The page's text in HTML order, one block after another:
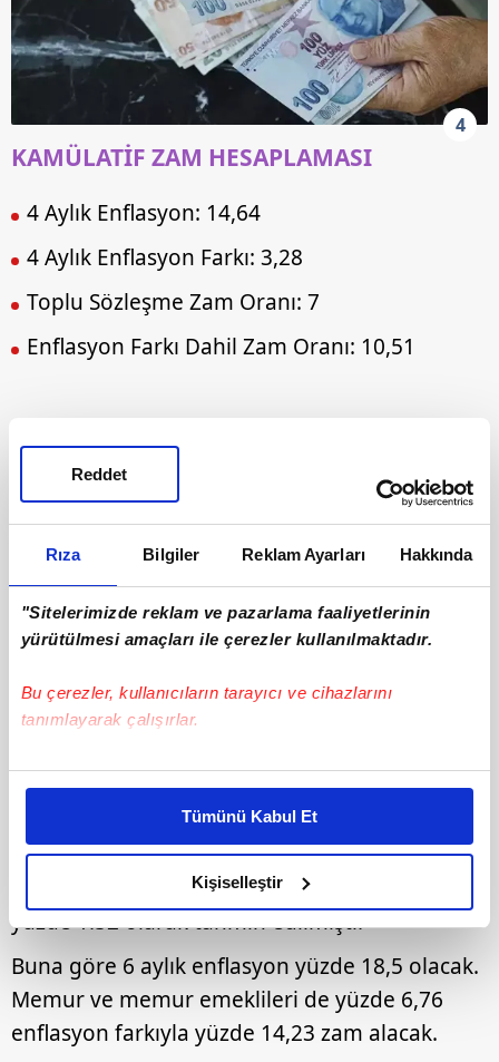
Rıza Bilgiler Reklam Ayarları Hakkında
"Sitelerimizde reklam ve pazarlama faaliyetlerinin
yürütülmesi amaçları ile çerezler kullanılmaktadır.
Bu çerezler, kullanıcıların tarayıcı ve cihazlarını
tanımlayarak çalışırlar.
Bu çerezlere izin vermeniz halinde sizlere özel
daha iyi reklam deneyimi yaşatabiliriz. Bunu yaparken
amacımızın size daha iyi bir reklam deneyimi sunmak
olduğunu ve sizlere en iyi içerikleri sunabilmek adına
elimizden gelen çabayı gösterdiğimizi ve bu noktada,
reklamların maliyetlerimizi karşılamak noktasında tek gelir
kalemimiz olduğunu sizlere hatırlatmak isteriz.
Her halükârda, kullanıcılar, bu çerezlere izin vermedikleri
takdirde, kullanıcılara hedefli reklamlar
Tümünü Kabul Et
Kişiselleştir
Reddet
4
KAMÜLATİF ZAM HESAPLAMASI
4 Aylık Enflasyon: 14,64
4 Aylık Enflasyon Farkı: 3,28
Toplu Sözleşme Zam Oranı: 7
Enflasyon Farkı Dahil Zam Oranı: 10,51
6 AYLIK TAHMİNLER NE YÖNDE?
Merkez Bankası'nın ekonomistlerle yaptığı son
Piyasa Katılımcıları Anketi'nde mayıs
enflasyonu yüzde 1.82, haziran enflasyonu
yüzde 1.52 olarak tahmin edilmişti.
Buna göre 6 aylık enflasyon yüzde 18,5 olacak.
Memur ve memur emeklileri de yüzde 6,76
enflasyon farkıyla yüzde 14,23 zam alacak.